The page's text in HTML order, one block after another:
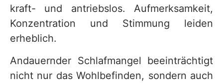
kraft- und antriebslos. Aufmerksamkeit,
Konzentration und Stimmung leiden
erheblich.
Andauernder Schlafmangel beeinträchtigt
nicht nur das Wohlbefinden, sondern auch